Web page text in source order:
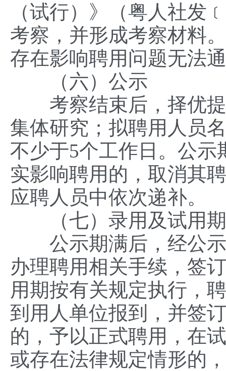
（试行）》（粤人社发
考察，并形成考察材料
存在影响聘用问题无法
（六）公示
考察结束后，择优提
集体研究；拟聘用人员
不少于5个工作日。公
实影响聘用的，取消其
应聘人员中依次递补。
（七）录用及试用期
公示期满后，经公示
办理聘用相关手续，签
用期按有关规定执行，
到用人单位报到，并签
的，予以正式聘用，在
或存在法律规定情形的